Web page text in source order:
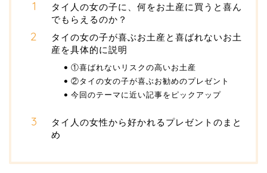
タイ人の女の子に、何をお土産に買うと喜ん
でもらえるのか？
タイの女の子が喜ぶお土産と喜ばれないお土
産を具体的に説明
①喜ばれないリスクの高いお土産
②タイの女の子が喜ぶお勧めのプレゼント
今回のテーマに近い記事をピックアップ
タイ人の女性から好かれるプレゼントのまと
め